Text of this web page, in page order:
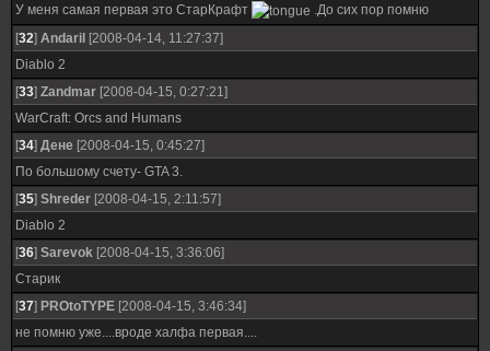
У меня самая первая это СтарКрафт
.До сих пор помню
[32] Andaril [2008-04-14, 11:27:37]
Diablo 2
[33] Zandmar [2008-04-15, 0:27:21]
WarCraft: Orcs and Humans
[34] Дене [2008-04-15, 0:45:27]
По большому счету- GTA 3.
[35] Shreder [2008-04-15, 2:11:57]
Diablo 2
[36] Sarevok [2008-04-15, 3:36:06]
Старик
[37] PROtoTYPE [2008-04-15, 3:46:34]
не помню уже....вроде халфа первая....